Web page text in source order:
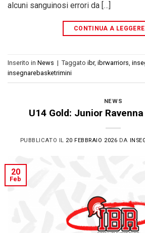
alcuni sanguinosi errori da […]
CONTINUA A LEGGERE
Inserito in News | Taggato ibr, ibrwarriors,
insegnarebasketrimini
NEWS
U14 Gold: Junior
PUBBLICATO IL 20 FEBBRAIO 2026 DA
20
Feb